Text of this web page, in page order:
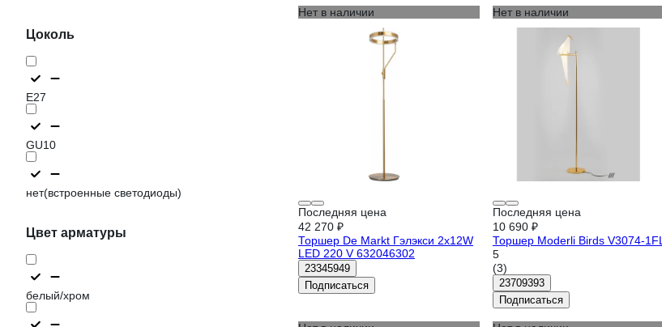
Цоколь
E27
GU10
нет(встроенные светодиоды)
Цвет арматуры
белый/хром
Нет в наличии
Последняя цена
42 270 ₽
Торшер De Markt Гэлэкси 2x12W
LED 220 V 632046302
23345949
Подписаться
Нет в наличии
Последняя цена
10 690 ₽
Торшер Moderli Birds V3074-1FL
5
(3)
23709393
Подписаться